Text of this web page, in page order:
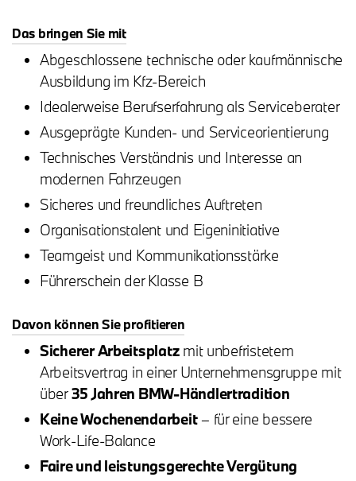
Das bringen Sie mit
Abgeschlossene technische oder kaufmännische
Ausbildung im Kfz-Bereich
Idealerweise Berufserfahrung als Serviceberater
Ausgeprägte Kunden- und Serviceorientierung
Technisches Verständnis und Interesse an
modernen Fahrzeugen
Sicheres und freundliches Auftreten
Organisationstalent und Eigeninitiative
Teamgeist und Kommunikationsstärke
Führerschein der Klasse B
Davon können Sie profitieren
Sicherer Arbeitsplatzmit unbefristetem
Arbeitsvertrag in einer Unternehmensgruppe mit
über35 Jahren BMW-Händlertradition
Keine Wochenendarbeit– für eine bessere
Work-Life-Balance
Faire und leistungsgerechte Vergütung